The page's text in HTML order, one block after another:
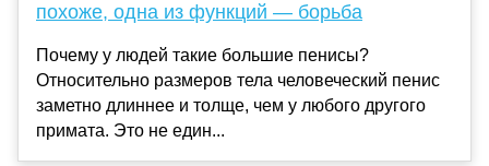
похоже, одна из функций — борьба
Почему у людей такие большие пенисы?
Относительно размеров тела человеческий пенис
заметно длиннее и толще, чем у любого другого
примата. Это не един...